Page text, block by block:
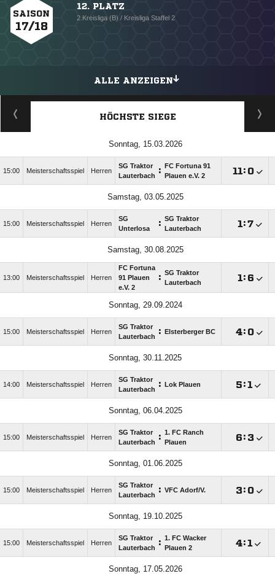
SAISON
17/18
12. PLATZ
2.Kreisliga (B) / Kreisliga Staffel 2
ALLE ANZEIGEN
HÖCHSTE SIEGE
Sonntag, 15.03.2026
15:00 Meisterschaftsspiel Herren
SG Traktor
Lauterbach :
FC Fortuna 91
Plauen e.V. 2
: 
Samstag, 03.05.2025
15:00 Meisterschaftsspiel Herren
SG
Unterlosa
: SG Traktor
Lauterbach
:
Samstag, 30.08.2025
13:00 Meisterschaftsspiel Herren
FC Fortuna
91 Plauen
e.V. 2
: SG Traktor
Lauterbach
: 
Sonntag, 29.09.2024
15:00 Meisterschaftsspiel Herren
SG Traktor
Lauterbach : Elsterberger BC : 
Sonntag, 30.11.2025
14:00 Meisterschaftsspiel Herren
SG Traktor
Lauterbach : Lok Plauen :
Sonntag, 06.04.2025
15:00 Meisterschaftsspiel Herren
SG Traktor
Lauterbach : 1. FC Ranch
Plauen
: 
Sonntag, 01.06.2025
15:00 Meisterschaftsspiel Herren
SG Traktor
Lauterbach : VFC Adorf/​V. : 
Sonntag, 19.10.2025
15:00 Meisterschaftsspiel Herren
SG Traktor
Lauterbach : 1. FC Wacker
Plauen 2
:
Sonntag, 17.05.2026